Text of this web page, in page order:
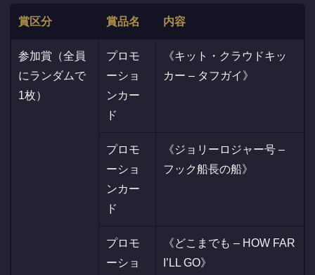
賞区分 賞品名 内容
参加賞（全員
にランダムで
1枚）
プロモ
ーショ
ンカー
ド
《キット・クラウドキッ
カー – タフガイ》
プロモ
ーショ
ンカー
ド
《ジョリーロジャー号 –
フック船長の船》
プロモ
ーショ
《どこまでも – HOW FAR
I’LL GO》